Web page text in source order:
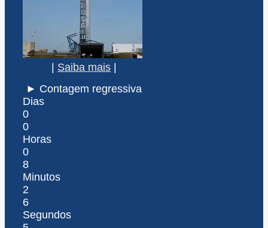
| Saiba mais |
► Contagem regressiva
Dias
0
0
Horas
0
8
Minutos
2
6
Segundos